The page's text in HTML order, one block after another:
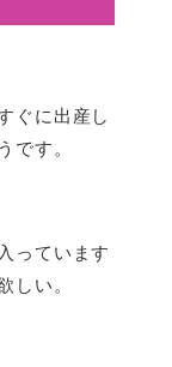
ぐに出産し
す。
っています
しい。